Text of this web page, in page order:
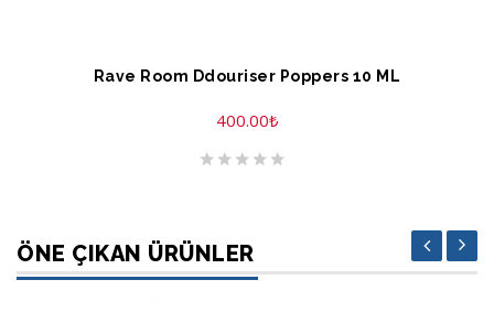
SEPETE EKLE
Rave Room Ddouriser Poppers 10 ML
400.00₺
ÖNE ÇIKAN ÜRÜNLER